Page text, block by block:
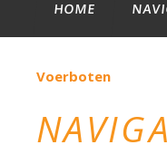
HOME
Voerboten